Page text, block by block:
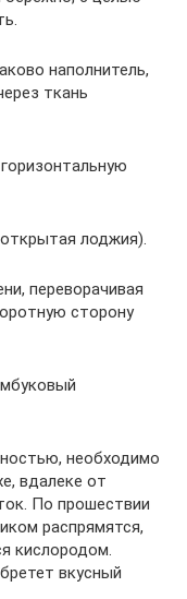
наполнитель,
ткань
лоджия).
переворачивая
сторону
необходимо
вдалеке от
По прошествии
распрямятся,
кислородом.
вкусный